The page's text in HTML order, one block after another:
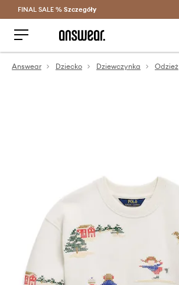
Oszczędzaj z Answear Club >
FINAL SALE % Szczegóły
Answear Dziecko Dziewczynka Odzież